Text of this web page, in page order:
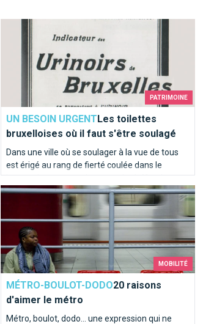
PATRIMOINE
UN BESOIN URGENTLes toilettes
bruxelloises où il faut s'être soulagé
Dans une ville où se soulager à la vue de tous
est érigé au rang de fierté coulée dans le
bronze, le commun des mortels s’offre de
temps à autre une pause sanitaire qui sort de
l’ordinaire. Sélection d’adresses pour vos petits
besoins...
Les toilettes bruxelloises où il faut s'être soulagé
MOBILITÉ
MÉTRO-BOULOT-DODO20 raisons
d'aimer le métro
Métro, boulot, dodo… une expression qui ne
20 raisons d'aimer le métro